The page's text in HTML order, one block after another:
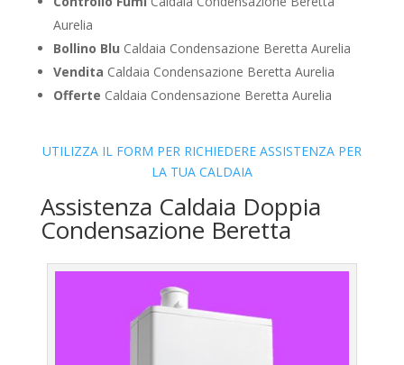
Aurelia
Bollino Blu Caldaia Condensazione Beretta Aurelia
Vendita Caldaia Condensazione Beretta Aurelia
Offerte Caldaia Condensazione Beretta Aurelia
UTILIZZA IL FORM PER RICHIEDERE ASSISTENZA PER
LA TUA CALDAIA
Assistenza Caldaia Doppia
Condensazione Beretta